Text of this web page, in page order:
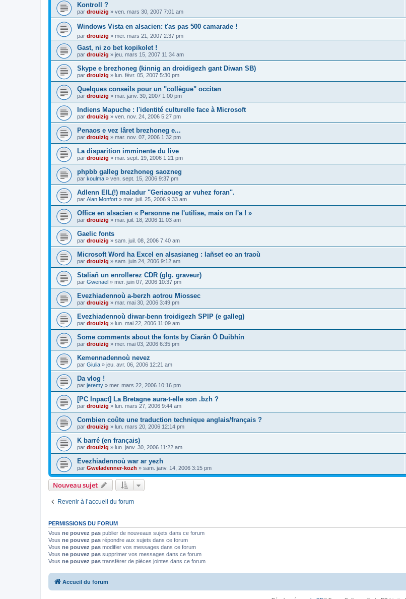
Kontroll ?
par drouizig » ven. mars 30, 2007 7:01 am
Windows Vista en alsacien: t'as pas 500 camarade !
par drouizig » mer. mars 21, 2007 2:37 pm
Gast, ni zo bet kopikolet !
par drouizig » jeu. mars 15, 2007 11:34 am
Skype e brezhoneg (kinnig an droidigezh gant Diwan SB)
par drouizig » lun. févr. 05, 2007 5:30 pm
Quelques conseils pour un "collègue" occitan
par drouizig » mar. janv. 30, 2007 1:00 pm
Indiens Mapuche : l'identité culturelle face à Microsoft
par drouizig » ven. nov. 24, 2006 5:27 pm
Penaos e vez lâret brezhoneg e...
par drouizig » mar. nov. 07, 2006 1:32 pm
La disparition imminente du live
par drouizig » mar. sept. 19, 2006 1:21 pm
phpbb galleg brezhoneg saozneg
par koulma » ven. sept. 15, 2006 9:37 pm
Adlenn EIL(!) maladur "Geriaoueg ar vuhez foran".
par Alan Monfort » mar. juil. 25, 2006 9:33 am
Office en alsacien « Personne ne l'utilise, mais on l'a ! »
par drouizig » mar. juil. 18, 2006 11:03 am
Gaelic fonts
par drouizig » sam. juil. 08, 2006 7:40 am
Microsoft Word ha Excel en alsasianeg : lañset eo an traoù
par drouizig » sam. juin 24, 2006 9:12 am
Staliañ un enrollerez CDR (glg. graveur)
par Gwenael » mer. juin 07, 2006 10:37 pm
Evezhiadennoù a-berzh aotrou Miossec
par drouizig » mar. mai 30, 2006 3:49 pm
Evezhiadennoù diwar-benn troidigezh SPIP (e galleg)
par drouizig » lun. mai 22, 2006 11:09 am
Some comments about the fonts by Ciarán Ó Duibhín
par drouizig » mer. mai 03, 2006 6:35 pm
Kemennadennoù nevez
par Giulia » jeu. avr. 06, 2006 12:21 am
Da vlog !
par jeremy » mer. mars 22, 2006 10:16 pm
[PC Inpact] La Bretagne aura-t-elle son .bzh ?
par drouizig » lun. mars 27, 2006 9:44 am
Combien coûte une traduction technique anglais/français ?
par drouizig » lun. mars 20, 2006 12:14 pm
K barré (en français)
par drouizig » lun. janv. 30, 2006 11:22 am
Evezhiadennoù war ar yezh
par Gweladenner-kozh » sam. janv. 14, 2006 3:15 pm
Nouveau sujet
Revenir à l’accueil du forum
PERMISSIONS DU FORUM
Vous ne pouvez pas publier de nouveaux sujets dans ce forum
Vous ne pouvez pas répondre aux sujets dans ce forum
Vous ne pouvez pas modifier vos messages dans ce forum
Vous ne pouvez pas supprimer vos messages dans ce forum
Vous ne pouvez pas transférer de pièces jointes dans ce forum
Accueil du forum